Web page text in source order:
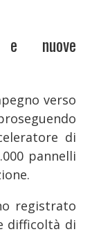
e nuove
verso
di
pannelli
registrato
difficoltà di